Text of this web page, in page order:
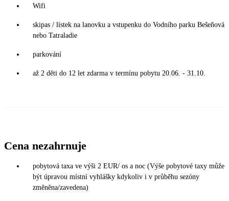
Wifi
skipas / lístek na lanovku a vstupenku do Vodního parku Bešeňová
nebo Tatraladie
parkování
až 2 děti do 12 let zdarma v termínu pobytu 20.06. - 31.10.
Cena nezahrnuje
pobytová taxa ve výši 2 EUR/ os a noc (Výše pobytové taxy může
být úpravou místní vyhlášky kdykoliv i v průběhu sezóny
změněna/zavedena)